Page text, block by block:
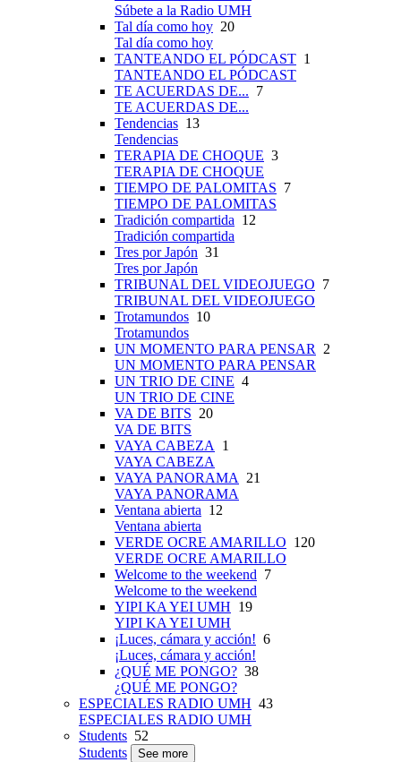
Súbete a la Radio UMH
Tal día como hoy 20
Tal día como hoy
TANTEANDO EL PÓDCAST 1
TANTEANDO EL PÓDCAST
TE ACUERDAS DE... 7
TE ACUERDAS DE...
Tendencias 13
Tendencias
TERAPIA DE CHOQUE 3
TERAPIA DE CHOQUE
TIEMPO DE PALOMITAS 7
TIEMPO DE PALOMITAS
Tradición compartida 12
Tradición compartida
Tres por Japón 31
Tres por Japón
TRIBUNAL DEL VIDEOJUEGO 7
TRIBUNAL DEL VIDEOJUEGO
Trotamundos 10
Trotamundos
UN MOMENTO PARA PENSAR
2
UN MOMENTO PARA PENSAR
UN TRIO DE CINE 4
UN TRIO DE CINE
VA DE BITS 20
VA DE BITS
VAYA CABEZA
1
VAYA CABEZA
VAYA PANORAMA
21
VAYA PANORAMA
Ventana abierta 12
Ventana abierta
VERDE OCRE AMARILLO 120
VERDE OCRE AMARILLO
Welcome to the weekend 7
Welcome to the weekend
YIPI KA YEI UMH 19
YIPI KA YEI UMH
¡Luces, cámara y acción! 6
¡Luces, cámara y acción!
¿QUÉ ME PONGO? 38
¿QUÉ ME PONGO?
ESPECIALES RADIO UMH 43
ESPECIALES RADIO UMH
Students 52
Students
See more